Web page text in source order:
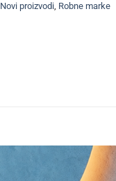
Novi proizvodi, Robne marke